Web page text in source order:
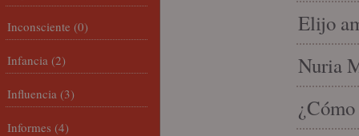
Elijo
Nuria
Inconsciente (0)
Infancia (2)
Influencia (3)
Informes (4)